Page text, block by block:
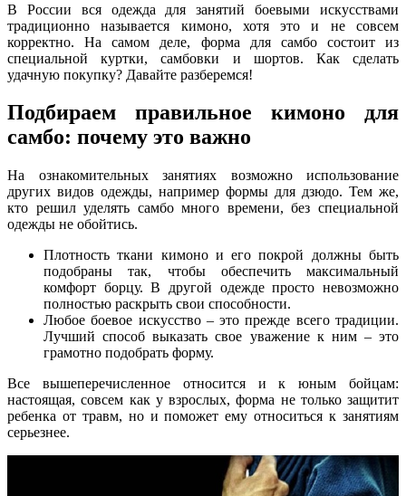
В России вся одежда для занятий боевыми искусствами
традиционно называется кимоно, хотя это и не совсем
корректно. На самом деле, форма для самбо состоит из
специальной куртки, самбовки и шортов. Как сделать
удачную покупку? Давайте разберемся!
Подбираем правильное кимоно для
самбо: почему это важно
На ознакомительных занятиях возможно использование
других видов одежды, например формы для дзюдо. Тем же,
кто решил уделять самбо много времени, без специальной
одежды не обойтись.
Плотность ткани кимоно и его покрой должны быть
подобраны так, чтобы обеспечить максимальный
комфорт борцу. В другой одежде просто невозможно
полностью раскрыть свои способности.
Любое боевое искусство – это прежде всего традиции.
Лучший способ выказать свое уважение к ним – это
грамотно подобрать форму.
Все вышеперечисленное относится и к юным бойцам:
настоящая, совсем как у взрослых, форма не только защитит
ребенка от травм, но и поможет ему относиться к занятиям
серьезнее.